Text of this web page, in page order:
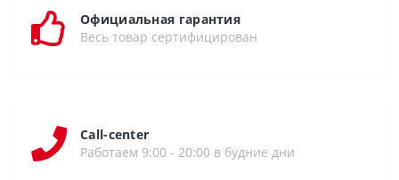
Официальная гарантия
Весь товар сертифицирован
Call-center
Работаем 9:00 - 20:00 в будние дни